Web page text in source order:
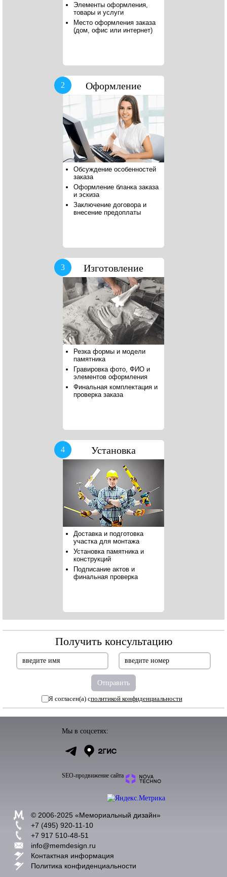
Элементы оформления,
товары и услуги
Место оформления заказа
(дом, офис или интернет)
2 Оформление
Обсуждение особенностей
заказа
Оформление бланка заказа
и эскиза
Заключение договора и
внесение предоплаты
3 Изготовление
Резка формы и модели
памятника
Гравировка фото, ФИО и
элементов оформления
Финальная комплектация и
проверка заказа
4 Установка
Доставка и подготовка
участка для монтажа
Установка памятника и
конструкций
Подписание актов и
финальная проверка
Получить консультацию
Я согласен(а) сполитикой конфиденциальности
Мы в соцсетях:
SEO-продвижение сайта
© 2006-2025 «Мемориальный дизайн»
+7 (495) 920-11-10
+7 917 510-48-51
info@memdesign.ru
Контактная информация
Политика конфиденциальности